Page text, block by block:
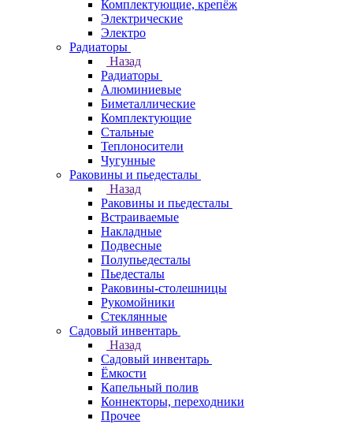
Комплектующие, крепёж
Электрические
Электро
Радиаторы
Назад
Радиаторы
Алюминиевые
Биметаллические
Комплектующие
Стальные
Теплоносители
Чугунные
Раковины и пьедесталы
Назад
Раковины и пьедесталы
Встраиваемые
Накладные
Подвесные
Полупьедесталы
Пьедесталы
Раковины-столешницы
Рукомойники
Стеклянные
Садовый инвентарь
Назад
Садовый инвентарь
Ёмкости
Капельный полив
Коннекторы, переходники
Прочее